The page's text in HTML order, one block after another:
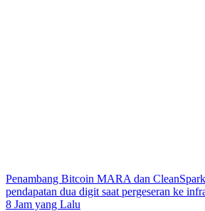
Penambang Bitcoin MARA dan
pendapatan dua digit saat pergeseran ke
8 Jam yang Lalu